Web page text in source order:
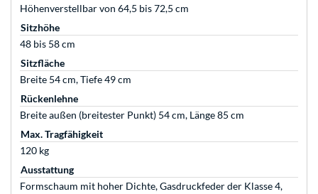
Höhenverstellbar von 64,5 bis 72,5 cm
Sitzhöhe
48 bis 58 cm
Sitzfläche
Breite 54 cm, Tiefe 49 cm
Rückenlehne
Breite außen (breitester Punkt) 54 cm, Länge 85 cm
Max. Tragfähigkeit
120 kg
Ausstattung
Formschaum mit hoher Dichte, Gasdruckfeder der Klasse 4,